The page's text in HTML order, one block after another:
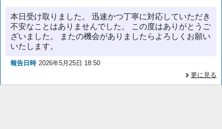
本日受け取りました。 迅速かつ丁寧に対応していただき
不安なことはありませんでした。 この度はありがとうご
ざいました。 またの機会がありましたらよろしくお願い
いたします。
報告日時 2026年5月25日 18:50
更に見る